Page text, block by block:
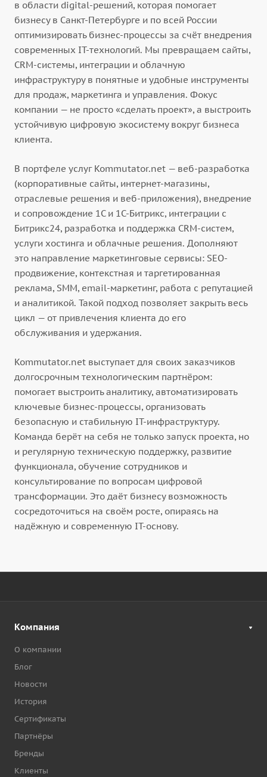
в области digital-решений, которая помогает
бизнесу в Санкт-Петербурге и по всей России
оптимизировать бизнес-процессы за счёт внедрения
современных IT-технологий. Мы превращаем сайты,
CRM-системы, интеграции и облачную
инфраструктуру в понятные и удобные инструменты
для продаж, маркетинга и управления. Фокус
компании — не просто «сделать проект», а выстроить
устойчивую цифровую экосистему вокруг бизнеса
клиента.
В портфеле услуг Kommutator.net — веб-разработка
(корпоративные сайты, интернет-магазины,
отраслевые решения и веб-приложения), внедрение
и сопровождение 1С и 1С-Битрикс, интеграции с
Битрикс24, разработка и поддержка CRM-систем,
услуги хостинга и облачные решения. Дополняют
это направление маркетинговые сервисы: SEO-
продвижение, контекстная и таргетированная
реклама, SMM, email-маркетинг, работа с репутацией
и аналитикой. Такой подход позволяет закрыть весь
цикл — от привлечения клиента до его
обслуживания и удержания.
Kommutator.net выступает для своих заказчиков
долгосрочным технологическим партнёром:
помогает выстроить аналитику, автоматизировать
ключевые бизнес-процессы, организовать
безопасную и стабильную IT-инфраструктуру.
Команда берёт на себя не только запуск проекта, но
и регулярную техническую поддержку, развитие
функционала, обучение сотрудников и
консультирование по вопросам цифровой
трансформации. Это даёт бизнесу возможность
сосредоточиться на своём росте, опираясь на
надёжную и современную IT-основу.
Компания
О компании
Блог
Новости
История
Сертификаты
Партнёры
Бренды
Клиенты